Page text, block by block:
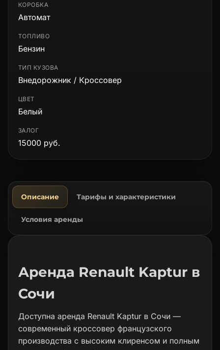
КОРОБКА
Автомат
ТОПЛИВО
Бензин
ТИП КУЗОВА
Внедорожник / Кроссовер
ЦВЕТ
Белый
ЗАЛОГ
15000 руб.
Описание Тарифы и характеристики
Условия аренды
Аренда Renault Kaptur в
Сочи
Доступна аренда Renault Kaptur в Сочи —
современный кроссовер французского
производства с высоким клиренсом и полным